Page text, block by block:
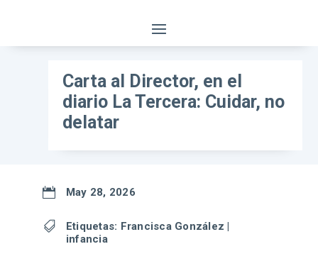
Carta al Director, en el
diario La Tercera: Cuidar, no
delatar
 May 28, 2026
 Etiquetas: Francisca González |
infancia